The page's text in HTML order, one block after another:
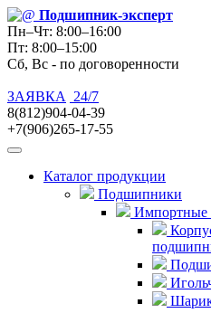
Подшипник-эксперт
Пн–Чт: 8:00–16:00
Пт: 8:00–15:00
Сб, Вс - по договоренности
ЗАЯВКА
24/7
8(812)904-04-39
+7(906)265-17-55
Каталог продукции
Подшипники
Импортные